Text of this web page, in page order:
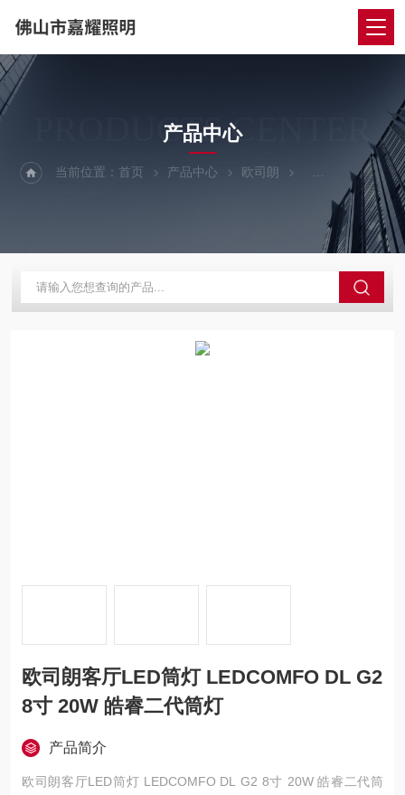
PRODUCTS CENTER
产品中心
当前位置：首页 产品中心 欧司朗 LED射灯/筒灯
欧司朗客厅LED筒灯 LEDCOMFO DL G2
8寸 20W 皓睿二代筒灯
产品简介
欧司朗客厅LED筒灯 LEDCOMFO DL G2 8寸 20W 皓睿二代筒